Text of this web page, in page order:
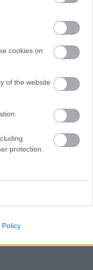
cookies on
of the website
protection.
Policy